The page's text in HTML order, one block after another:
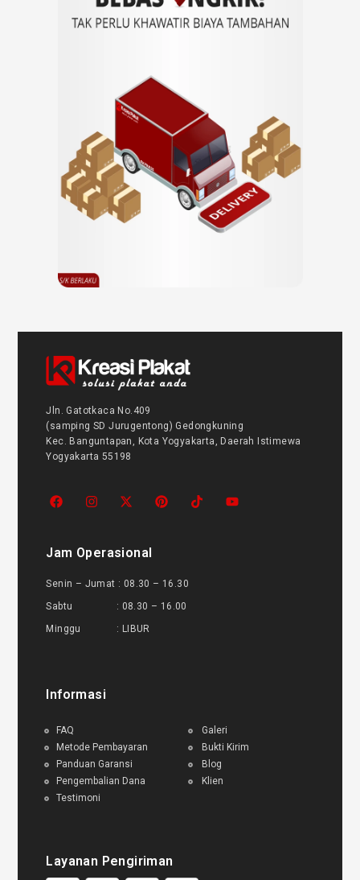
Jln. Gatotkaca No.409
(samping SD Jurugentong) Gedongkuning
Kec. Banguntapan, Kota Yogyakarta, Daerah Istimewa
Yogyakarta 55198
Jam Operasional
Senin – Jumat : 08.30 – 16.30
Sabtu : 08.30 – 16.00
Minggu : LIBUR
Informasi
FAQ
Metode Pembayaran
Panduan Garansi
Pengembalian Dana
Testimoni
Galeri
Bukti Kirim
Blog
Klien
Layanan Pengiriman